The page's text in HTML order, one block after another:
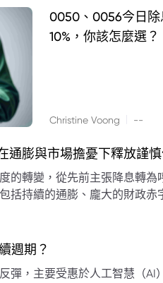
0050、0056今日除
10%，你該怎麼選？
Christine Voong --
通膨與市場擔憂下釋放謹
的轉變，從先前主張降息轉
括持續的通膨、龐大的財政赤
產負債表的空間。專家預計將
週期？
彈，主要受惠於人工智慧（AI